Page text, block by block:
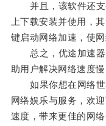
并且，该软件还支
上下载安装并使用，
键启动网络加速，使网
总之，优途加速器
助用户解决网络速度
如果你想在网络世
网络娱乐与服务，欢
速度，带来更佳的网络